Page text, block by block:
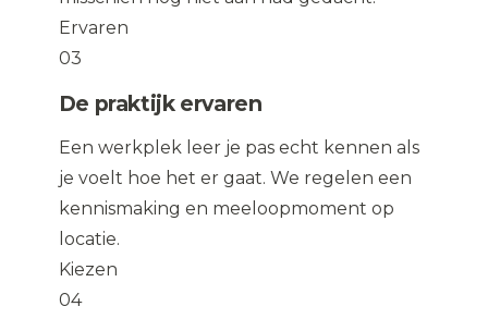
Ervaren
03
De praktijk ervaren
Een werkplek leer je pas echt kennen als
je voelt hoe het er gaat. We regelen een
kennismaking en meeloopmoment op
locatie.
Kiezen
04